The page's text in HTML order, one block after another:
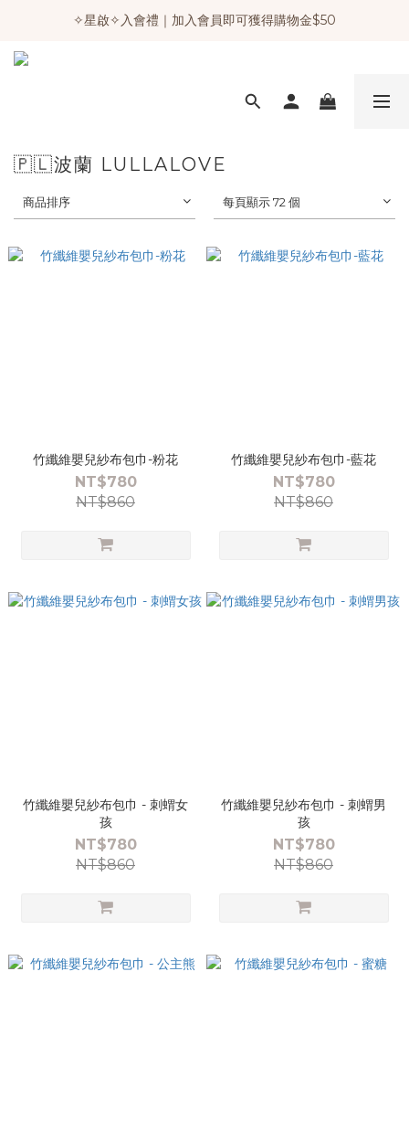
✧星啟✧入會禮｜加入會員即可獲得購物金$50
🇵🇱波蘭 LULLALOVE
商品排序 每頁顯示 72 個
竹纖維嬰兒紗布包巾-粉花
NT$780
NT$860
竹纖維嬰兒紗布包巾-藍花
NT$780
NT$860
竹纖維嬰兒紗布包巾 - 刺蝟女
孩
NT$780
NT$860
竹纖維嬰兒紗布包巾 - 刺蝟男
孩
NT$780
NT$860